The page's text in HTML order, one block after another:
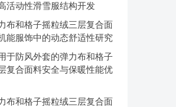
活动性滑雪服结构开发
布和格子摇粒绒三层复合面
能服饰中的动态舒适性研究
于防风外套的弹力布和格子
复合面料安全与保暖性能优
布和格子摇粒绒三层复合面